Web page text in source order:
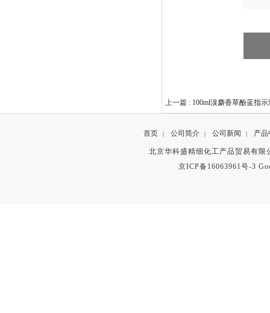
上一篇 : 100ml溴麝香草酚蓝指
首页 | 公司简介 | 公司新闻 | 产品
北京华科盛精细化工产品贸易有
京ICP备16063961号-3